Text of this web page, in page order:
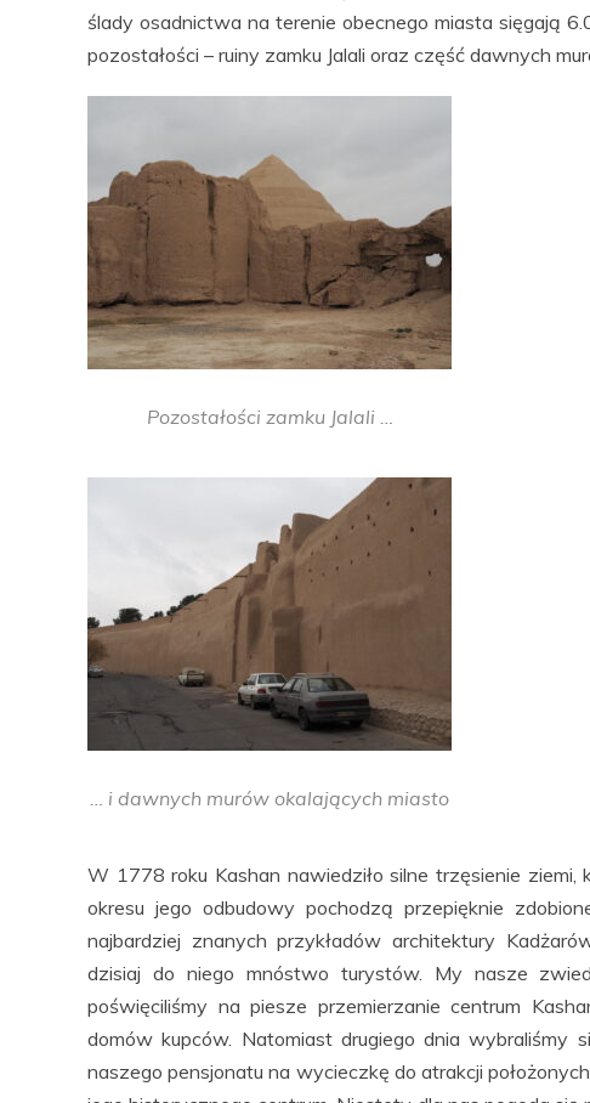
ślady osadnictwa na terenie obecnego miasta sięgają
pozostałości – ruiny zamku Jalali oraz część dawnych
Pozostałości zamku Jalali …
… i dawnych murów okalających miasto
W 1778 roku Kashan nawiedziło silne trzęsienie ziemi,
okresu jego odbudowy pochodzą przepięknie
najbardziej znanych przykładów architektury
dzisiaj do niego mnóstwo turystów. My nasze
poświęciliśmy na piesze przemierzanie centrum
domów kupców. Natomiast drugiego dnia wybraliśmy
naszego pensjonatu na wycieczkę do atrakcji